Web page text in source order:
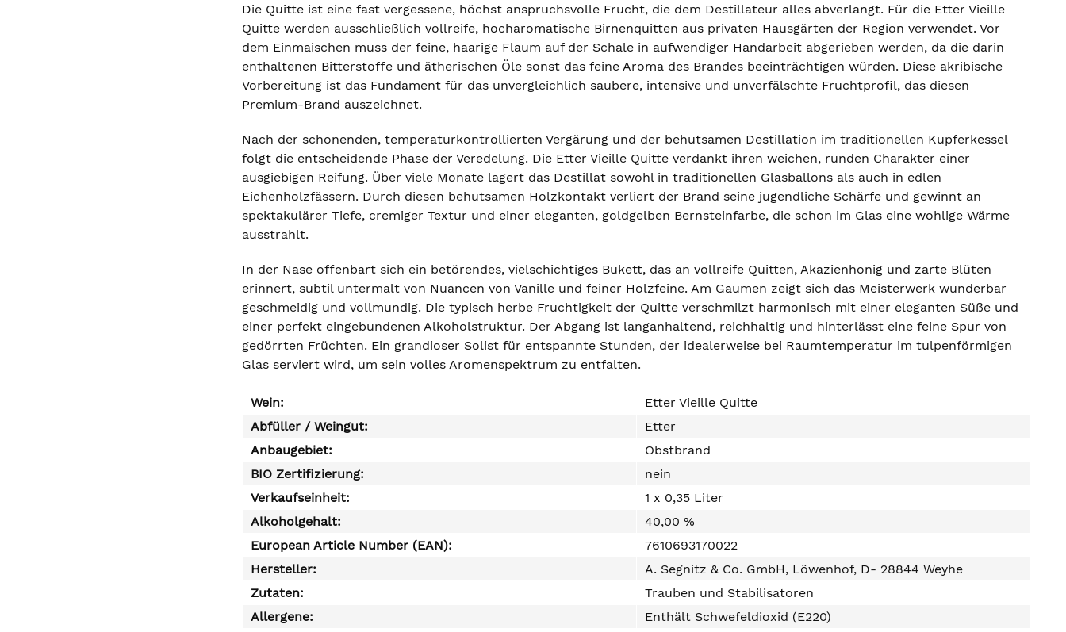
Die Quitte ist eine fast vergessene, höchst anspruchsvolle Frucht, die dem Destillateur alles abverlangt. Für die Etter Vieille
Quitte werden ausschließlich vollreife, hocharomatische Birnenquitten aus privaten Hausgärten der Region verwendet. Vor
dem Einmaischen muss der feine, haarige Flaum auf der Schale in aufwendiger Handarbeit abgerieben werden, da die darin
enthaltenen Bitterstoffe und ätherischen Öle sonst das feine Aroma des Brandes beeinträchtigen würden. Diese akribische
Vorbereitung ist das Fundament für das unvergleichlich saubere, intensive und unverfälschte Fruchtprofil, das diesen
Premium-Brand auszeichnet.
Nach der schonenden, temperaturkontrollierten Vergärung und der behutsamen Destillation im traditionellen Kupferkessel
folgt die entscheidende Phase der Veredelung. Die Etter Vieille Quitte verdankt ihren weichen, runden Charakter einer
ausgiebigen Reifung. Über viele Monate lagert das Destillat sowohl in traditionellen Glasballons als auch in edlen
Eichenholzfässern. Durch diesen behutsamen Holzkontakt verliert der Brand seine jugendliche Schärfe und gewinnt an
spektakulärer Tiefe, cremiger Textur und einer eleganten, goldgelben Bernsteinfarbe, die schon im Glas eine wohlige Wärme
ausstrahlt.
In der Nase offenbart sich ein betörendes, vielschichtiges Bukett, das an vollreife Quitten, Akazienhonig und zarte Blüten
erinnert, subtil untermalt von Nuancen von Vanille und feiner Holzfeine. Am Gaumen zeigt sich das Meisterwerk wunderbar
geschmeidig und vollmundig. Die typisch herbe Fruchtigkeit der Quitte verschmilzt harmonisch mit einer eleganten Süße und
einer perfekt eingebundenen Alkoholstruktur. Der Abgang ist langanhaltend, reichhaltig und hinterlässt eine feine Spur von
gedörrten Früchten. Ein grandioser Solist für entspannte Stunden, der idealerweise bei Raumtemperatur im tulpenförmigen
Glas serviert wird, um sein volles Aromenspektrum zu entfalten.
Wein:
Etter Vieille Quitte
Abfüller / Weingut:
Etter
Anbaugebiet:
Obstbrand
BIO Zertifizierung:
nein
Verkaufseinheit:
1 x 0,35 Liter
Alkoholgehalt:
40,00 %
European Article Number (EAN):
7610693170022
Hersteller:
A. Segnitz & Co. GmbH, Löwenhof, D- 28844 Weyhe
Zutaten:
Trauben und Stabilisatoren
Allergene:
Enthält Schwefeldioxid (E220)